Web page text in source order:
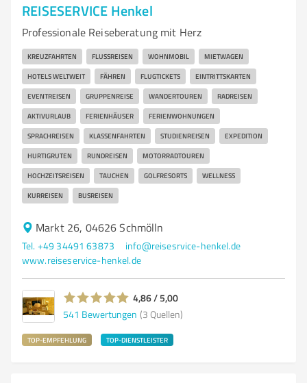
REISESERVICE Henkel
Professionale Reiseberatung mit Herz
KREUZFAHRTEN FLUSSREISEN WOHNMOBIL MIETWAGEN
HOTELS WELTWEIT FÄHREN FLUGTICKETS EINTRITTSKARTEN
EVENTREISEN GRUPPENREISE WANDERTOUREN RADREISEN
AKTIVURLAUB FERIENHÄUSER FERIENWOHNUNGEN
SPRACHREISEN KLASSENFAHRTEN STUDIENREISEN EXPEDITION
HURTIGRUTEN RUNDREISEN MOTORRADTOUREN
HOCHZEITSREISEN TAUCHEN GOLFRESORTS WELLNESS
KURREISEN BUSREISEN
Markt 26, 04626 Schmölln
Tel. +49 34491 63873
info@reisesrvice-henkel.de
www.reiseservice-henkel.de
4,86 / 5,00
541 Bewertungen (3 Quellen)
TOP-EMPFEHLUNG TOP-DIENSTLEISTER